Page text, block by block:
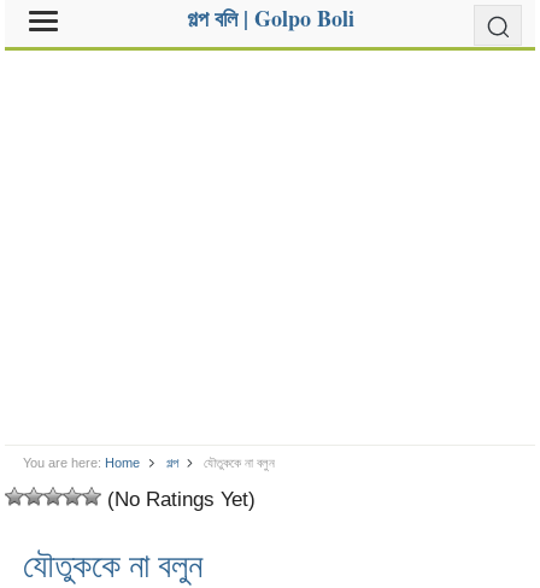
গল্প বলি | Golpo Boli
You are here: Home গল্প যৌতুককে না বলুন
(No Ratings Yet)
যৌতুককে না বলুন